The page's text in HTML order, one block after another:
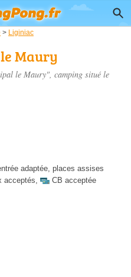
> Liginiac
Maury
le Maury", camping situé le
adaptée, places assises
acceptés, CB acceptée